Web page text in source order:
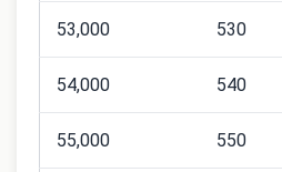
53,000 530
54,000 540
55,000 550